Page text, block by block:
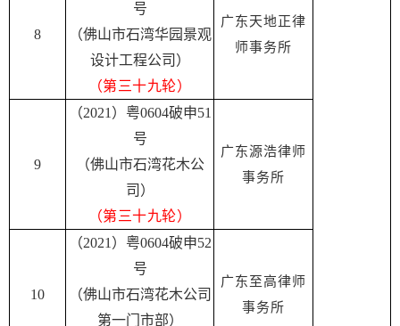
8
号
（佛山市石湾华园景观
设计工程公司）
（第三十九轮）
广东天地正律
师事务所
9
（2021）粤0604破申51
号
（佛山市石湾花木公
司）
（第三十九轮）
广东源浩律师
事务所
10
（2021）粤0604破申52
号
（佛山市石湾花木公司
第一门市部）
广东至高律师
事务所